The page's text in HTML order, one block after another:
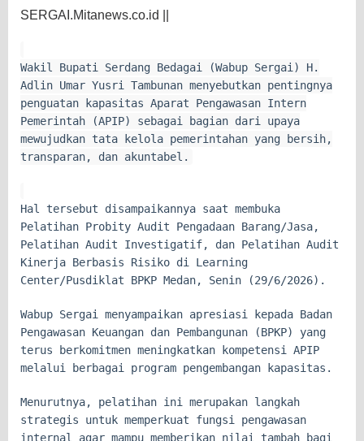
SERGAI.Mitanews.co.id ||
Wakil Bupati Serdang Bedagai (Wabup Sergai) H.
Adlin Umar Yusri Tambunan menyebutkan pentingnya
penguatan kapasitas Aparat Pengawasan Intern
Pemerintah (APIP) sebagai bagian dari upaya
mewujudkan tata kelola pemerintahan yang bersih,
transparan, dan akuntabel.
Hal tersebut disampaikannya saat membuka
Pelatihan Probity Audit Pengadaan Barang/Jasa,
Pelatihan Audit Investigatif, dan Pelatihan Audit
Kinerja Berbasis Risiko di Learning
Center/Pusdiklat BPKP Medan, Senin (29/6/2026).
Wabup Sergai menyampaikan apresiasi kepada Badan
Pengawasan Keuangan dan Pembangunan (BPKP) yang
terus berkomitmen meningkatkan kompetensi APIP
melalui berbagai program pengembangan kapasitas.
Menurutnya, pelatihan ini merupakan langkah
strategis untuk memperkuat fungsi pengawasan
internal agar mampu memberikan nilai tambah bagi